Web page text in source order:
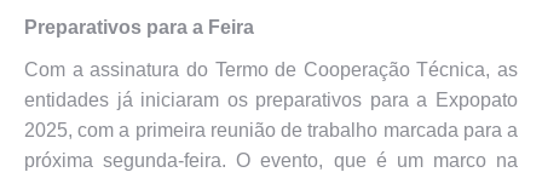
Preparativos para a Feira
Com a assinatura do Termo de Cooperação Técnica, as
entidades já iniciaram os preparativos para a Expopato
2025, com a primeira reunião de trabalho marcada para a
próxima segunda-feira. O evento, que é um marco na